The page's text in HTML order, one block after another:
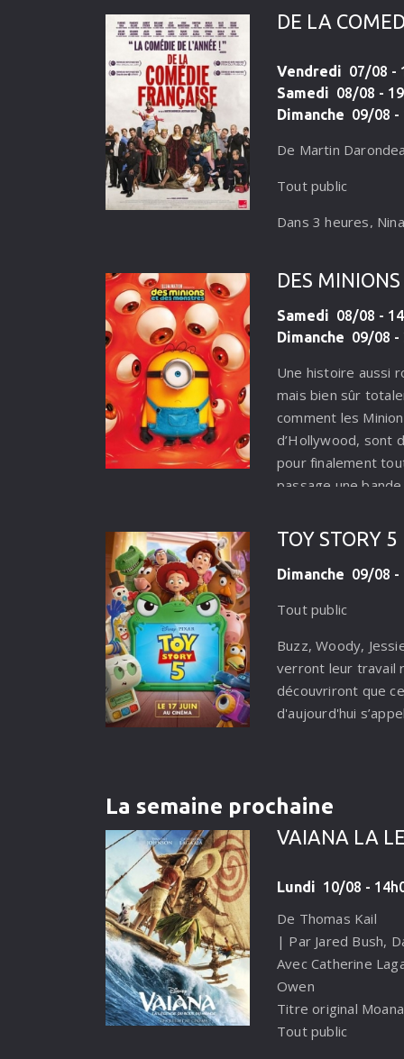
devenu un
leur ennemi de
exploiter ses
des mines. Ses
bientôt l’éruption
endormi. La Pat’
sauvetage
que tout ce qu’elle
DE LA
Vendredi 07/08 -
Samedi 08/08 -
Dimanche 09/08 -
De Martin
Tout public
Dans 3 heures,
passe comme
problèmes
secouent la troupe.
bien une règle d’or
qu’on n’annule
contre la montre
DES
Samedi 08/08 -
Dimanche 09/08 -
Une histoire aussi
mais bien sûr
comment les
d’Hollywood, sont
pour finalement
passage une
de ce nouveau
TOY STORY 5
Dimanche 09/08 -
Tout public
Buzz, Woody,
verront leur travail
découvriront que
d'aujourd'hui
La semaine prochaine
VAIANA LA
Lundi 10/08 -
De Thomas Kail
| Par Jared Bush,
Avec Catherine
Owen
Titre original Moana
Tout public